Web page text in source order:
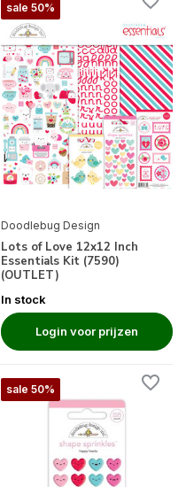
sale 50%
Doodlebug Design
Lots of Love 12x12 Inch
Essentials Kit (7590)
(OUTLET)
In stock
Login voor prijzen
sale 50%